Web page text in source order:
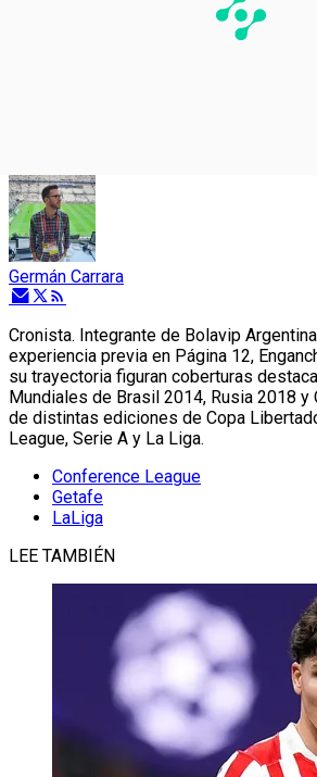
Germán Carrara
Cronista. Integrante de Bolavip
experiencia previa en Página 12,
su trayectoria figuran coberturas
Mundiales de Brasil 2014, Rusia 2018 y
de distintas ediciones de Copa
League, Serie A y La Liga.
Conference League
Getafe
LaLiga
LEE TAMBIÉN